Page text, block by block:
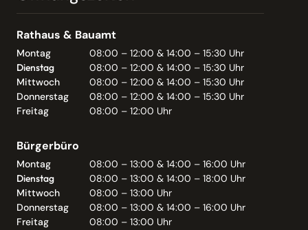
Rathaus & Bauamt
Montag
08:00 – 12:00 & 14:00 – 15:30 Uhr
Dienstag
08:00 – 12:00 & 14:00 – 15:30 Uhr
Mittwoch
08:00 – 12:00 & 14:00 – 15:30 Uhr
Donnerstag
08:00 – 12:00 & 14:00 – 15:30 Uhr
Freitag
08:00 – 12:00 Uhr
Bürgerbüro
Montag
08:00 – 13:00 & 14:00 – 16:00 Uhr
Dienstag
08:00 – 13:00 & 14:00 – 18:00 Uhr
Mittwoch
08:00 – 13:00 Uhr
Donnerstag
08:00 – 13:00 & 14:00 – 16:00 Uhr
Freitag
08:00 – 13:00 Uhr